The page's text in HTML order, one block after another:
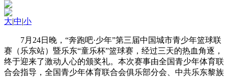
大|中|小
7月24日晚，“奔跑吧·少年”第三届中国城市青少年篮球联
赛（乐东站）暨乐东“童乐杯”篮球赛，经过三天的热血角逐，
终于迎来了激动人心的颁奖礼。本次赛事由全国青少年体育联
合会指导，全国青少年体育联合会俱乐部分会、中共乐东黎族